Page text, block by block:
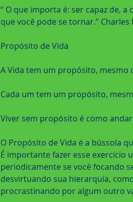
“ O que importa é: ser capaz de,
que você pode se tornar.” Charles
Propósito de Vida
A Vida tem um propósito, mesmo
Cada um tem um propósito,
Viver sem propósito é como
O Propósito de Vida é a bússola
É importante fazer esse exercício
periodicamente se você focando
desvirtuando sua hierarquia,
procrastinando por algum outro